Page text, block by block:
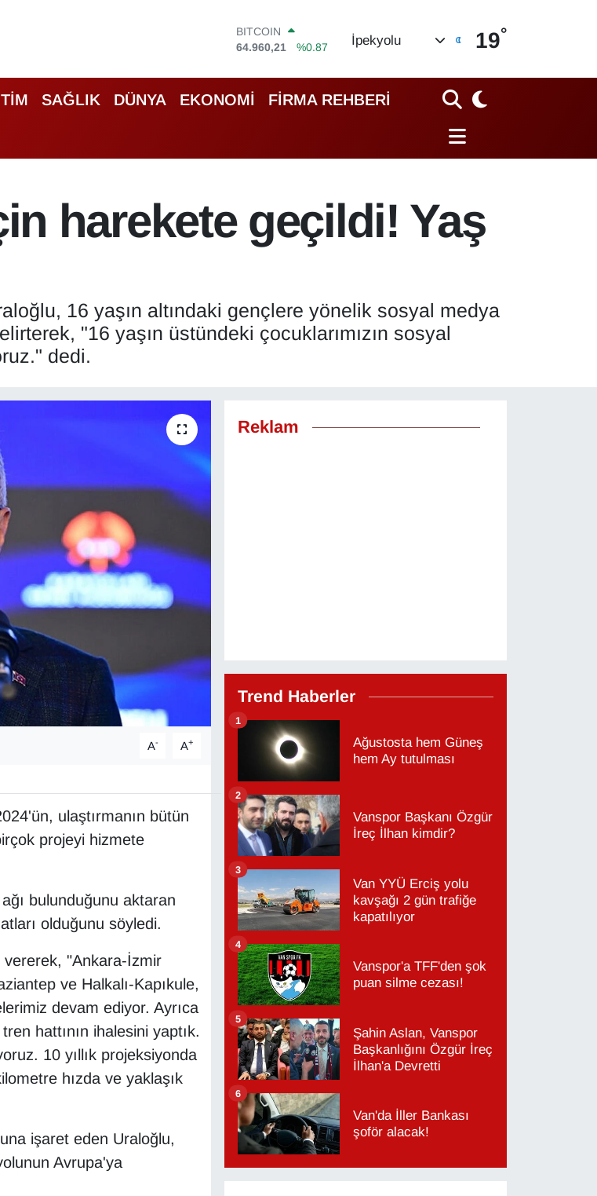
DOLAR
47,7436
%0.18
55,2510
%0.32
STERLİN
64,4811
%0.38
BİST100
%0.87
İpekyolu 19°
SAĞLIK DÜNYA EKONOMİ FİRMA REHBERİ
harekete geçildi! Yaş
16 yaşın altındaki gençlere yönelik sosyal medya
"16 yaşın üstündeki çocuklarımızın sosyal
dedi.
A- A+
ulaştırmanın bütün
projeyi hizmete
bulunduğunu aktaran
olduğunu söyledi.
vererek, "Ankara-İzmir
ve Halkalı-Kapıkule,
devam ediyor. Ayrıca
hattının ihalesini yaptık.
10 yıllık projeksiyonda
hızda ve yaklaşık
işaret eden Uraloğlu,
Avrupa'ya
Reklam
Trend Haberler
Ağustosta hem Güneş
hem Ay tutulması
1
Vanspor Başkanı Özgür
İreç İlhan kimdir?
2
Van YYÜ Erciş yolu
kavşağı 2 gün trafiğe
kapatılıyor
3
Vanspor'a TFF'den şok
puan silme cezası!
4
Şahin Aslan, Vanspor
Başkanlığını Özgür İreç
İlhan'a Devretti
5
Van'da İller Bankası
şoför alacak!
6